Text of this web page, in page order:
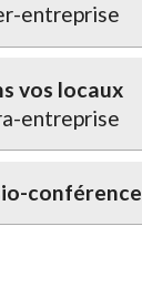
entreprise
vos locaux
entreprise
conférence